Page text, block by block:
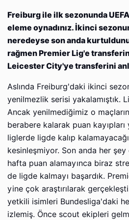
Freiburg ile ilk sezonunda
eleme oynadınız. İkinci
neredeyse son anda
rağmen Premier Lig'e
Leicester City'ye transferini
Aslında Freiburg'daki ikinci
yenilmezlik serisi yakalamıştık.
Ancak yenilmediğimiz o
berabere kalarak puan kayıpları
liglerde ligde kalıp
kesinleşmiyor. Son anda her
hafta puan alamayınca biraz
de ligde kalmayı başardık.
yine çok araştırılarak
yetkili isimleri Bundesliga'daki
izlemiş. Önce scout ekipleri